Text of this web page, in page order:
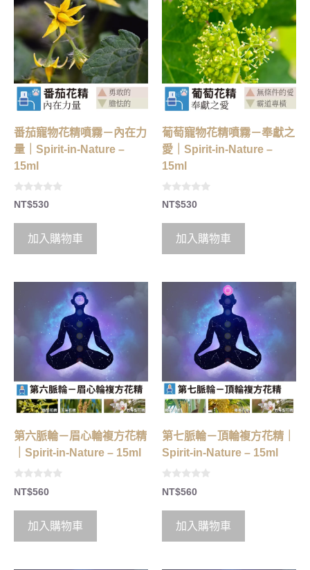
番茄寵物花精噴霧－內在力
量｜Spirit-in-Nature –
15ml
0
o
5
NT$530
加入購物車
葡萄寵物花精噴霧－奉獻之
愛｜Spirit-in-Nature –
15ml
0
o
5
NT$530
加入購物車
第六脈輪－眉心輪複方花精
｜Spirit-in-Nature – 15ml
0
o
5
NT$560
加入購物車
第七脈輪－頂輪複方花精｜
Spirit-in-Nature – 15ml
0
o
5
NT$560
加入購物車